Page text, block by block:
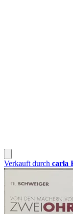
Verkauft durch carla